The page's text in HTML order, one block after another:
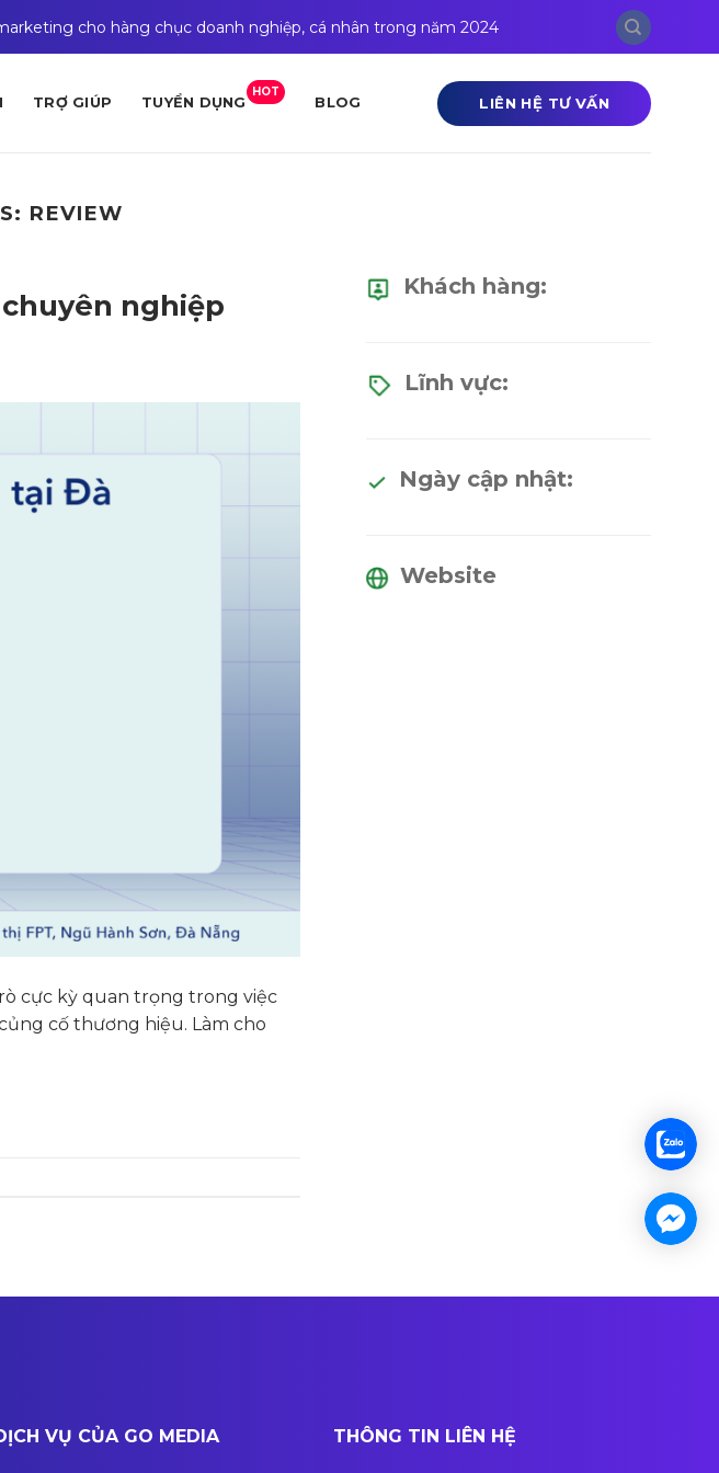
cho hàng chục doanh nghiệp, cá nhân trong năm 2024
TRỢ GIÚP TUYỂN DỤNG
HOT
BLOG LIÊN HỆ TƯ VẤN
REVIEW
nghiệp
cực kỳ quan trọng trong việc
cố thương hiệu. Làm cho
Khách hàng:
Lĩnh vực:
Ngày cập nhật:
Website
VỤ CỦA GO MEDIA THÔNG TIN LIÊN HỆ